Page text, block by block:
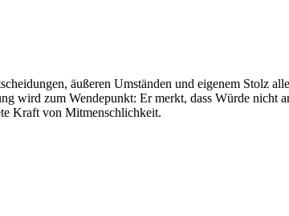
äußeren Umständen und eigenem Stolz
wird zum Wendepunkt: Er merkt, dass Würde nicht
Kraft von Mitmenschlichkeit.